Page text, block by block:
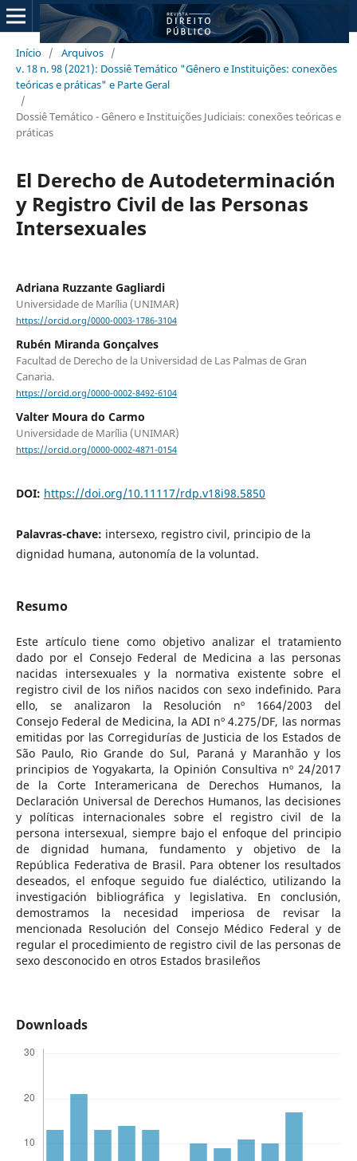
Início / Arquivos /
v. 18 n. 98 (2021): Dossiê Temático "Gênero e Instituições: conexões
teóricas e práticas" e Parte Geral
/
Dossiê Temático - Gênero e Instituições Judiciais: conexões teóricas e
práticas
El Derecho de Autodeterminación
y Registro Civil de las Personas
Intersexuales
Adriana Ruzzante Gagliardi
Universidade de Marília (UNIMAR)
https://orcid.org/0000-0003-1786-3104
Rubén Miranda Gonçalves
Facultad de Derecho de la Universidad de Las Palmas de Gran
Canaria.
https://orcid.org/0000-0002-8492-6104
Valter Moura do Carmo
Universidade de Marília (UNIMAR)
https://orcid.org/0000-0002-4871-0154
DOI: https://doi.org/10.11117/rdp.v18i98.5850
Palavras-chave: intersexo, registro civil, principio de la
dignidad humana, autonomía de la voluntad.
Resumo
Este artículo tiene como objetivo analizar el tratamiento
dado por el Consejo Federal de Medicina a las personas
nacidas intersexuales y la normativa existente sobre el
registro civil de los niños nacidos con sexo indefinido. Para
ello, se analizaron la Resolución nº 1664/2003 del
Consejo Federal de Medicina, la ADI nº 4.275/DF, las normas
emitidas por las Corregidurías de Justicia de los Estados de
São Paulo, Rio Grande do Sul, Paraná y Maranhão y los
principios de Yogyakarta, la Opinión Consultiva nº 24/2017
de la Corte Interamericana de Derechos Humanos, la
Declaración Universal de Derechos Humanos, las decisiones
y políticas internacionales sobre el registro civil de la
persona intersexual, siempre bajo el enfoque del principio
de dignidad humana, fundamento y objetivo de la
República Federativa de Brasil. Para obtener los resultados
deseados, el enfoque seguido fue dialéctico, utilizando la
investigación bibliográfica y legislativa. En conclusión,
demostramos la necesidad imperiosa de revisar la
mencionada Resolución del Consejo Médico Federal y de
regular el procedimiento de registro civil de las personas de
sexo desconocido en otros Estados brasileños
Downloads